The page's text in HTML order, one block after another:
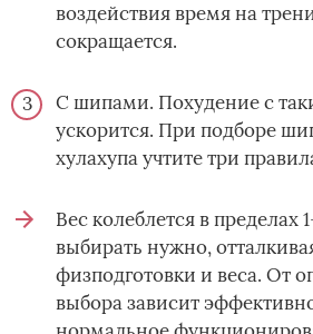
воздействия время на
сокращается.
С шипами. Похудение с
ускорится. При подборе
хулахупа учтите три
Вес колеблется в пределах
выбирать нужно,
физподготовки и веса. От
выбора зависит